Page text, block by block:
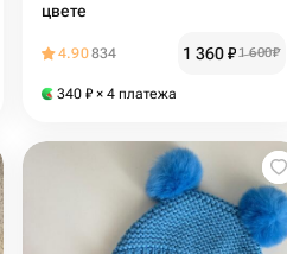
цвете
4.90834 1 360₽1 600₽
340 ₽ × 4 платежа